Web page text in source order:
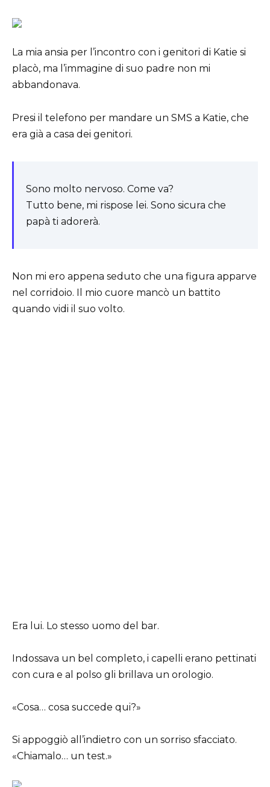
La mia ansia per l’incontro con i genitori di Katie si
placò, ma l’immagine di suo padre non mi
abbandonava.
Presi il telefono per mandare un SMS a Katie, che
era già a casa dei genitori.
Sono molto nervoso. Come va?
Tutto bene, mi rispose lei. Sono sicura che
papà ti adorerà.
Non mi ero appena seduto che una figura apparve
nel corridoio. Il mio cuore mancò un battito
quando vidi il suo volto.
Era lui. Lo stesso uomo del bar.
Indossava un bel completo, i capelli erano pettinati
con cura e al polso gli brillava un orologio.
«Cosa… cosa succede qui?»
Si appoggiò all’indietro con un sorriso sfacciato.
«Chiamalo… un test.»